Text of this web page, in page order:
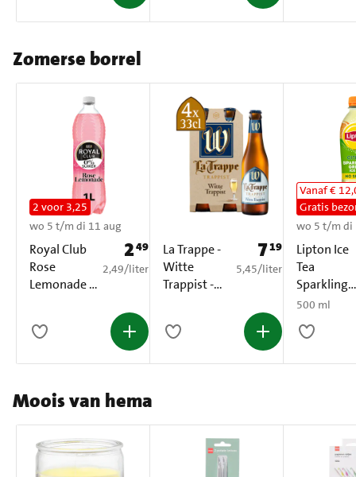
Zomerse borrel
Royal Club
Rose
Lemonade 0
2 voor 3,25
wo 5 t/m di 11 aug
Prijs: € 2,49
249
€ 2,49 per liter
2,49/liter
La Trappe -
Witte
Trappist -
Prijs: € 7,19
719
€ 5,45 per liter
5,45/liter
Lipton Ice
Tea
Sparkling
Green
500 ml
500 ml
Vanaf €
Gratis
wo 5 t/m di
Moois van hema